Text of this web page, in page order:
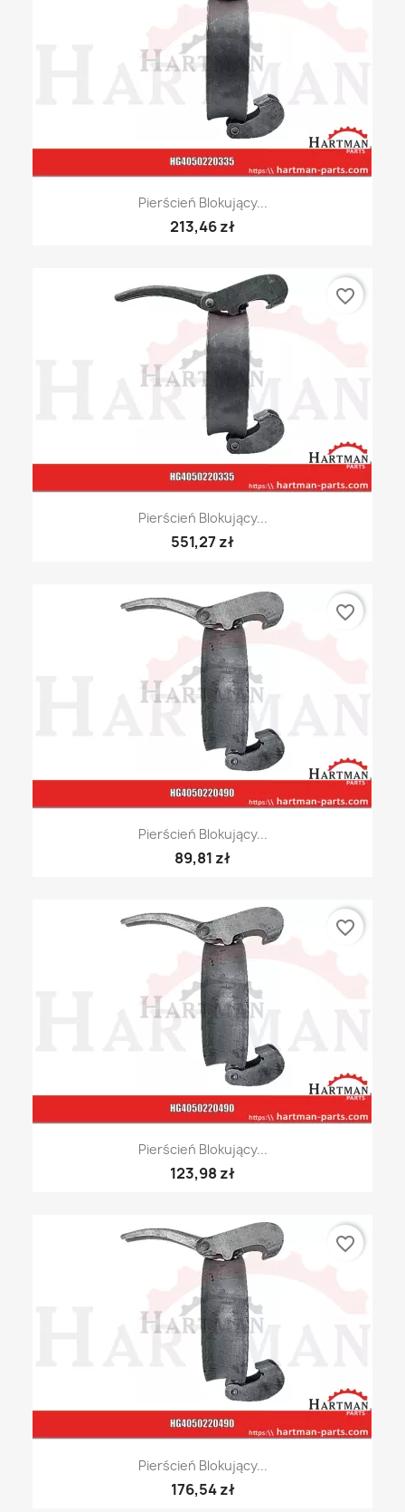
Pierścień Blokujący...
213,46 zł
Pierścień Blokujący...
551,27 zł
favorite_border
Pierścień Blokujący...
89,81 zł
favorite_border
Pierścień Blokujący...
123,98 zł
favorite_border
Pierścień Blokujący...
176,54 zł
favorite_border